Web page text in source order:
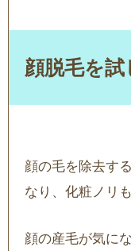
顔脱毛を試
顔の毛を除去す
なり、化粧ノリ
顔の産毛が気に